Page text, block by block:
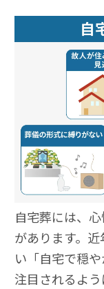
自宅葬には、
があります。
い「自宅で穏
注目されるよ